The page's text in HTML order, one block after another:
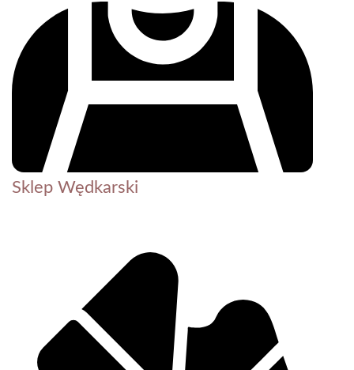
Sklep Wędkarski